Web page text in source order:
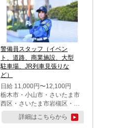
警備員スタッフ（イベン
ト、道路、商業施設、大型
駐車場、JR列車見張りな
ど）
日給 11,000円〜12,100円
栃木市・小山市・さいたま市
西区・さいたま市岩槻区・久
喜市・蓮田市
詳細はこちらから